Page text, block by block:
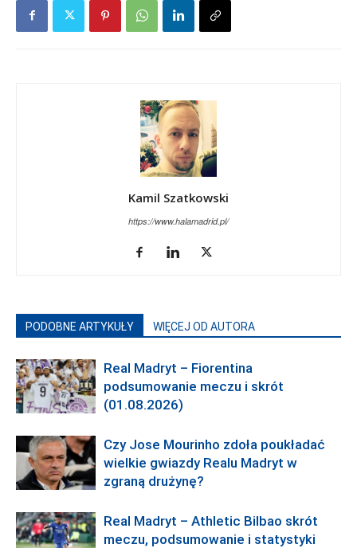
Kamil Szatkowski
https://www.halamadrid.pl/
PODOBNE ARTYKUŁY WIĘCEJ OD AUTORA
Real Madryt – Fiorentina
podsumowanie meczu i skrót
(01.08.2026)
Czy Jose Mourinho zdoła poukładać
wielkie gwiazdy Realu Madryt w
zgraną drużynę?
Real Madryt – Athletic Bilbao skrót
meczu, podsumowanie i statystyki